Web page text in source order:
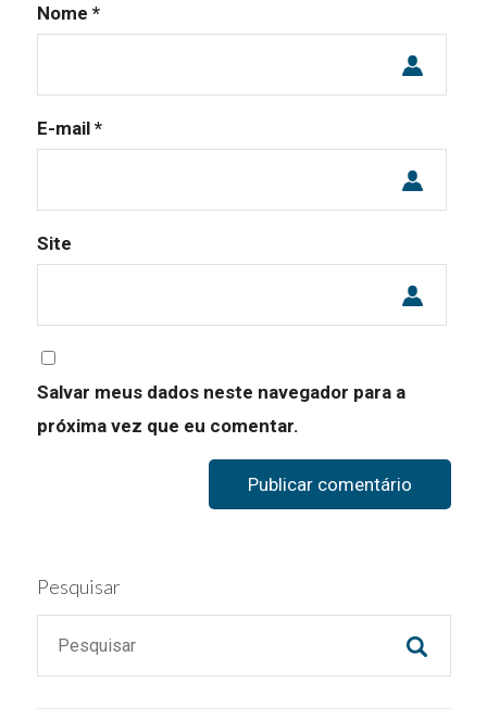
Nome *
E-mail *
Site
Salvar meus dados neste navegador para a
próxima vez que eu comentar.
Pesquisar